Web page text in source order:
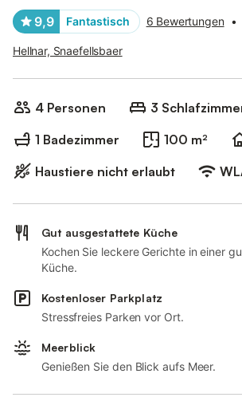
9,9 Fantastisch 6 Bewertungen •
Hellnar, Snaefellsbaer
4 Personen
3
1 Badezimmer
100 m²
Haustiere nicht erlaubt
Gut ausgestattete Küche
Kochen Sie leckere Gerichte in einer
Küche.
Kostenloser Parkplatz
Stressfreies Parken vor Ort.
Meerblick
Genießen Sie den Blick aufs Meer.